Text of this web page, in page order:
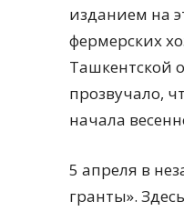
изданием на
фермерских
Ташкентской
прозвучало,
начала
5 апреля в
гранты».